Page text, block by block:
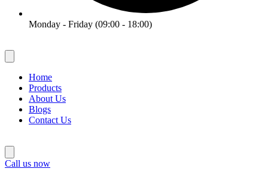
Monday - Friday (09:00 - 18:00)
Home
Products
About Us
Blogs
Contact Us
Call us now